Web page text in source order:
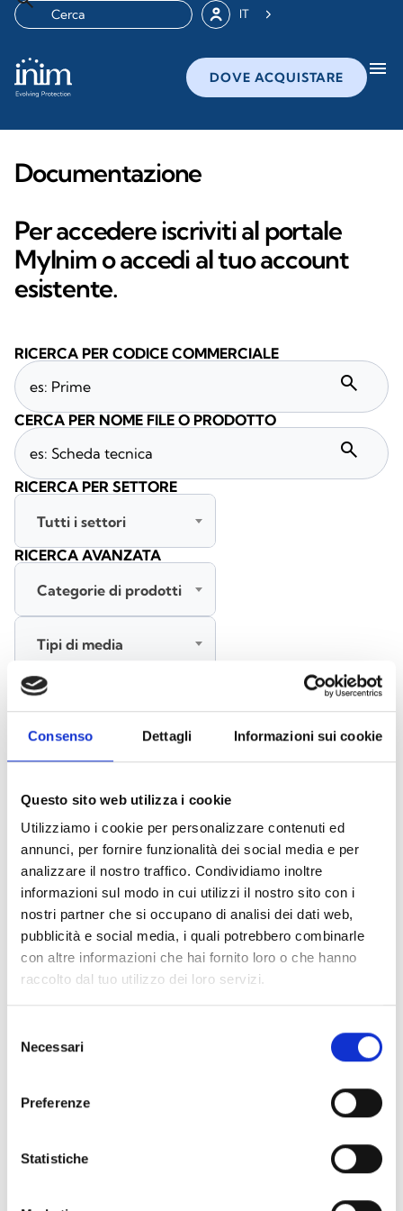
Consenso Dettagli Informazioni sui cookie
Questo sito web utilizza i cookie
Utilizziamo i cookie per personalizzare contenuti ed
annunci, per fornire funzionalità dei social media e per
analizzare il nostro traffico. Condividiamo inoltre
informazioni sul modo in cui utilizzi il nostro sito con i
nostri partner che si occupano di analisi dei dati web,
pubblicità e social media, i quali potrebbero combinarle
con altre informazioni che hai fornito loro o che hanno
raccolto dal tuo utilizzo dei loro servizi.
delNecessari
Preferenze
Statistiche
IT
DOVE ACQUISTARE menu
Documentazione
Per accedere iscriviti al portale
MyInim o accedi al tuo account
esistente.
Accessori Basi EB00 - Materiali(47)
Accessori per test dei rivelatori - Materiali
Accessori rivelatori Enea
Accessori Senseware
Accessori Serie Industrial
Air2-Aria/W
Documenti
Seleziona tutti
Accedi, prima di scaricare i contenuti con icona
lock
RICERCA PER CODICE COMMERCIALE
search
CERCA PER NOME FILE O PRODOTTO
search
RICERCA PER SETTORE
Tutti i settori
RICERCA AVANZATA
Categorie di prodotti
Tipi di media
Tutte le lingue
CERCA